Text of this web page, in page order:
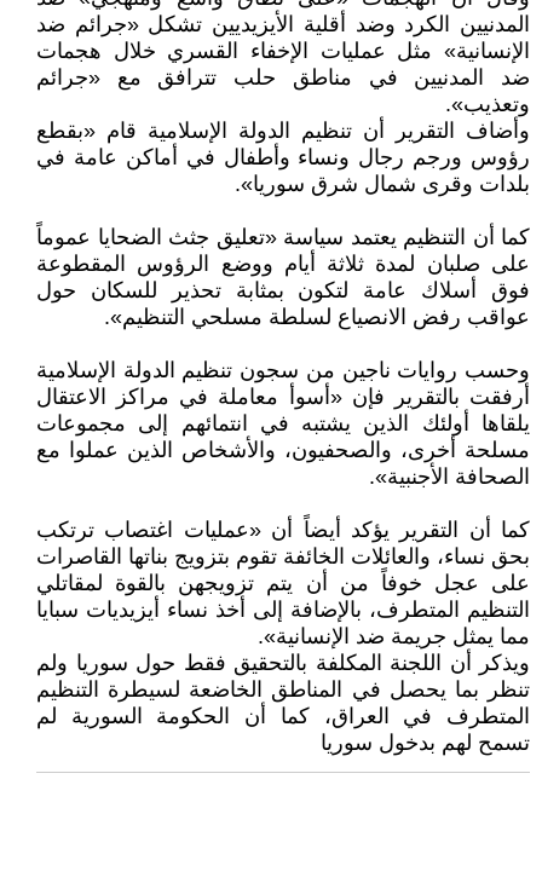
المدنيين الكرد وضد أقلية الأيزيديين تشكل «جرائم ضد
الإنسانية» مثل عمليات الإخفاء القسري خلال هجمات
ضد المدنيين في مناطق حلب تترافق مع «جرائم
وتعذيب».
وأضاف التقرير أن تنظيم الدولة الإسلامية قام «بقطع
رؤوس ورجم رجال ونساء وأطفال في أماكن عامة في
بلدات وقرى شمال شرق سوريا».
كما أن التنظيم يعتمد سياسة «تعليق جثث الضحايا عموماً
على صلبان لمدة ثلاثة أيام ووضع الرؤوس المقطوعة
فوق أسلاك عامة لتكون بمثابة تحذير للسكان حول
عواقب رفض الانصياع لسلطة مسلحي التنظيم».
وحسب روايات ناجين من سجون تنظيم الدولة الإسلامية
أرفقت بالتقرير فإن «أسوأ معاملة في مراكز الاعتقال
يلقاها أولئك الذين يشتبه في انتمائهم إلى مجموعات
مسلحة أخرى، والصحفيون، والأشخاص الذين عملوا مع
الصحافة الأجنبية».
كما أن التقرير يؤكد أيضاً أن «عمليات اغتصاب ترتكب
بحق نساء، والعائلات الخائفة تقوم بتزويج بناتها القاصرات
على عجل خوفاً من أن يتم تزويجهن بالقوة لمقاتلي
التنظيم المتطرف، بالإضافة إلى أخذ نساء أيزيديات سبايا
مما يمثل جريمة ضد الإنسانية».
ويذكر أن اللجنة المكلفة بالتحقيق فقط حول سوريا ولم
تنظر بما يحصل في المناطق الخاضعة لسيطرة التنظيم
المتطرف في العراق، كما أن الحكومة السورية لم
تسمح لهم بدخول سوريا